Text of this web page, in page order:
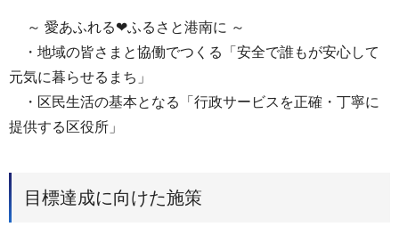
～ 愛あふれる❤ふるさと港南に ～
・地域の皆さまと協働でつくる「安全で誰もが安心して
元気に暮らせるまち」
・区民生活の基本となる「行政サービスを正確・丁寧に
提供する区役所」
目標達成に向けた施策